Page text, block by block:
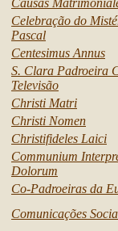
Causas
Celebração do
Pascal
Centesimus Annus
S. Clara Padroeira
Televisão
Christi Matri
Christi Nomen
Christifideles Laici
Communium
Dolorum
Co-Padroeiras da
Comunicações